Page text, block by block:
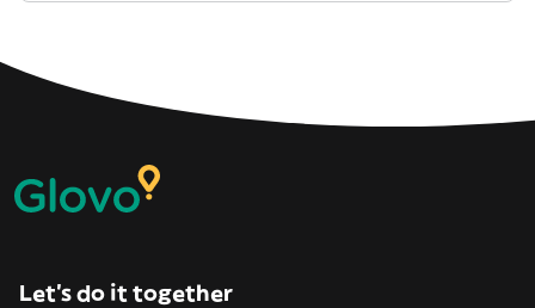
Let’s do it together